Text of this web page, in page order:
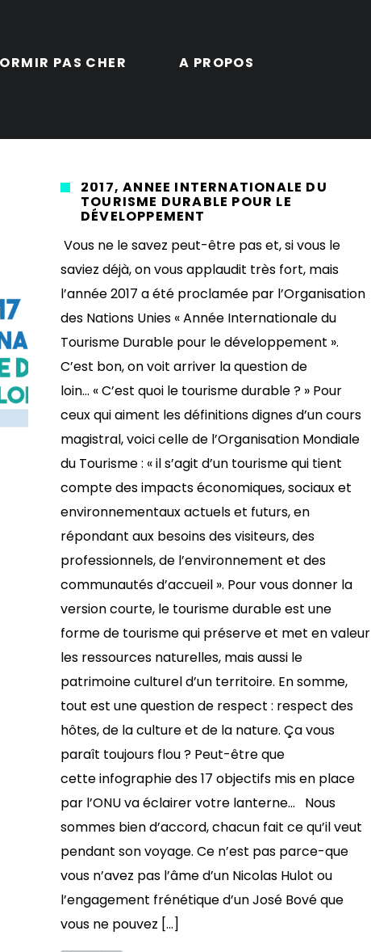
PAS CHER A PROPOS
2017, ANNÉE INTERNATIONALE DU
TOURISME DURABLE POUR LE
DÉVELOPPEMENT
Vous ne le savez peut-être pas et, si vous le
saviez déjà, on vous applaudit très fort, mais
l’année 2017 a été proclamée par l’Organisation
des Nations Unies « Année Internationale du
Tourisme Durable pour le développement ».
C’est bon, on voit arriver la question de
loin… « C’est quoi le tourisme durable ? » Pour
ceux qui aiment les définitions dignes d’un cours
magistral, voici celle de l’Organisation Mondiale
du Tourisme : « il s’agit d’un tourisme qui tient
compte des impacts économiques, sociaux et
environnementaux actuels et futurs, en
répondant aux besoins des visiteurs, des
professionnels, de l’environnement et des
communautés d’accueil ». Pour vous donner la
version courte, le tourisme durable est une
forme de tourisme qui préserve et met en valeur
les ressources naturelles, mais aussi le
patrimoine culturel d’un territoire. En somme,
tout est une question de respect : respect des
hôtes, de la culture et de la nature. Ça vous
paraît toujours flou ? Peut-être que
cette infographie des 17 objectifs mis en place
par l’ONU va éclairer votre lanterne… Nous
sommes bien d’accord, chacun fait ce qu’il veut
pendant son voyage. Ce n’est pas parce-que
vous n’avez pas l’âme d’un Nicolas Hulot ou
l’engagement frénétique d’un José Bové que
vous ne pouvez […]